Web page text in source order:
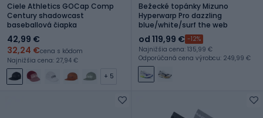
Ciele Athletics GOCap Comp
Century shadowcast
baseballová čiapka
42,99 €
32,24 €cena s kódom
Najnižšia cena: 27,94 €
+ 5
Bežecké topánky Mizuno
Hyperwarp Pro dazzling
blue/white/surf the web
od 119,99 € -12%
Najnižšia cena: 135,99 €
Odporúčaná cena výrobcu: 249,99 €